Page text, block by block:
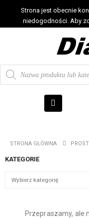
Strona jest obecnie
niedogodności. Aby
STRONA GŁÓWNA
KATEGORIE
Przepraszamy, ale